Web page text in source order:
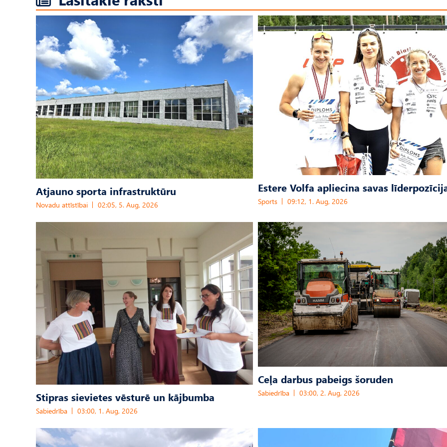
Atjauno sporta infrastruktūru
Novadu attīstībai 02:05, 5. Aug, 2026
Estere Volfa apliecina savas
Sports 09:12, 1. Aug, 2026
Stipras sievietes vēsturē un kājbumba
Sabiedrība 03:00, 1. Aug, 2026
Ceļa darbus pabeigs šoruden
Sabiedrība 03:00, 2. Aug, 2026